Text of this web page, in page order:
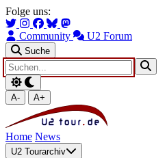
Zum Hauptinhalt springen
Zur Navigation springen
Folge uns:
Community U2 Forum
Suche
A- A+
Home News
U2 Tourarchiv